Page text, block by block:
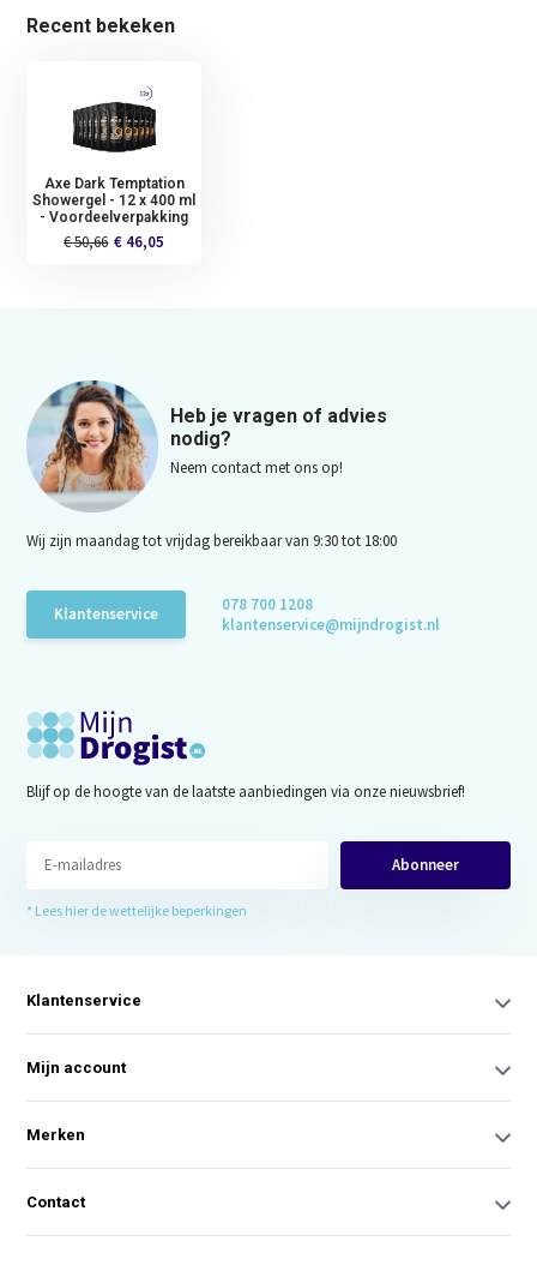
Recent bekeken
Axe Dark Temptation
Showergel - 12 x 400 ml
- Voordeelverpakking
€ 50,66 € 46,05
Heb je vragen of advies
nodig?
Neem contact met ons op!
Wij zijn maandag tot vrijdag bereikbaar van 9:30 tot 18:00
Klantenservice
078 700 1208
klantenservice@mijndrogist.nl
Blijf op de hoogte van de laatste aanbiedingen via onze nieuwsbrief!
Abonneer
* Lees hier de wettelijke beperkingen
Klantenservice
Mijn account
Merken
Contact